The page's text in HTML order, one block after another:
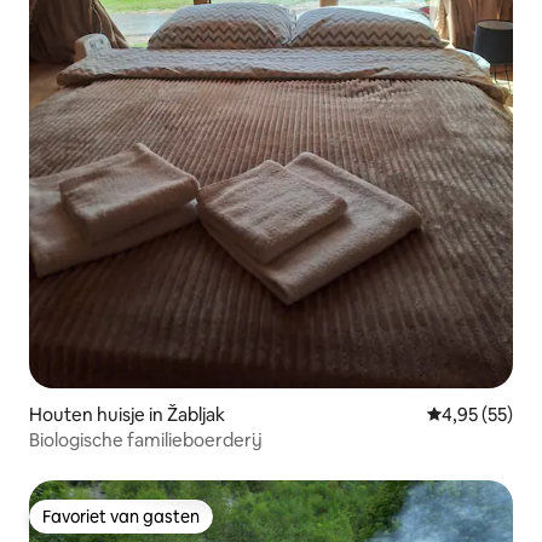
Houten huisje in Žabljak Gemiddelde
4,95 (55)
Biologische familieboerderij
Favoriet van gasten
Favoriet van gasten